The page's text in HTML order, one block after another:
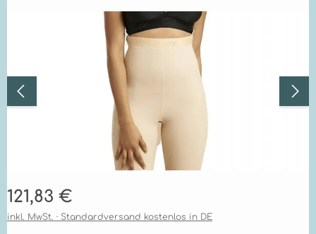
Bildergalerie überspringen
Regulärer Preis:
121,83 €
inkl. MwSt. · Standardversand kostenlos in DE